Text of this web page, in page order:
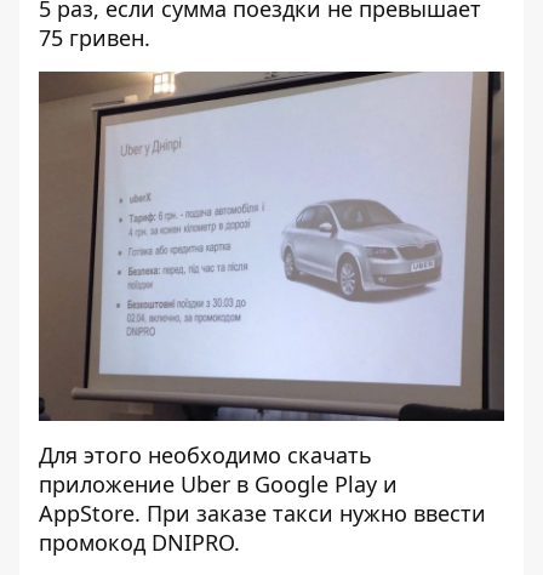
5 раз, если сумма поездки не превышает
75 гривен.
Для этого необходимо скачать
приложение Uber в Google Play и
AppStore. При заказе такси нужно ввести
промокод DNIPRO.